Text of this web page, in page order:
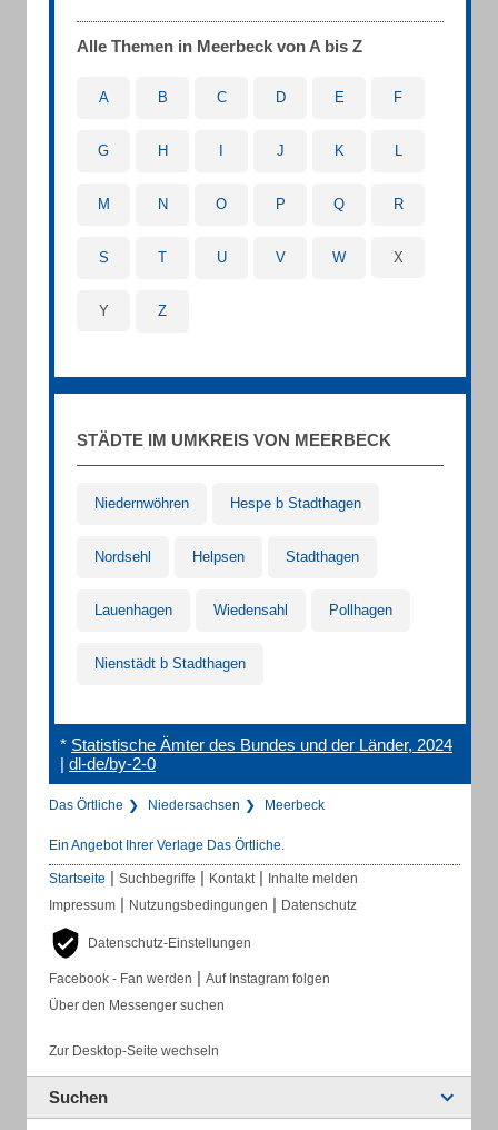
Alle Themen in Meerbeck von A bis Z
A B C D E F
G H J K L
M N O P Q R
S T U V W X
Y Z
STÄDTE IM UMKREIS VON MEERBECK
Niedernwöhren Hespe b Stadthagen
Nordsehl Helpsen Stadthagen
Lauenhagen Wiedensahl Pollhagen
Nienstädt b Stadthagen
* Statistische Ämter des Bundes und der Länder, 2024
| dl-de/by-2-0
Das Örtliche Niedersachsen Meerbeck
Ein Angebot Ihrer Verlage Das Örtliche.
Startseite | Suchbegriffe | Kontakt | Inhalte melden
Impressum | Nutzungsbedingungen | Datenschutz
Datenschutz-Einstellungen
Facebook - Fan werden | Auf Instagram folgen
Über den Messenger suchen
Zur Desktop-Seite wechseln
Suchen